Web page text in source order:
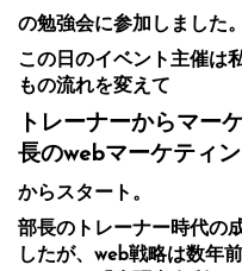
の勉強会に参加しました。
この日のイベント主催は
もの流れを変えて
トレーナーからマー
長のwebマーケティ
からスタート。
部長のトレーナー時代の
したが、web戦略は数年